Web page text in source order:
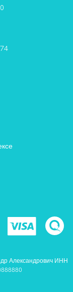
Александрович ИНН